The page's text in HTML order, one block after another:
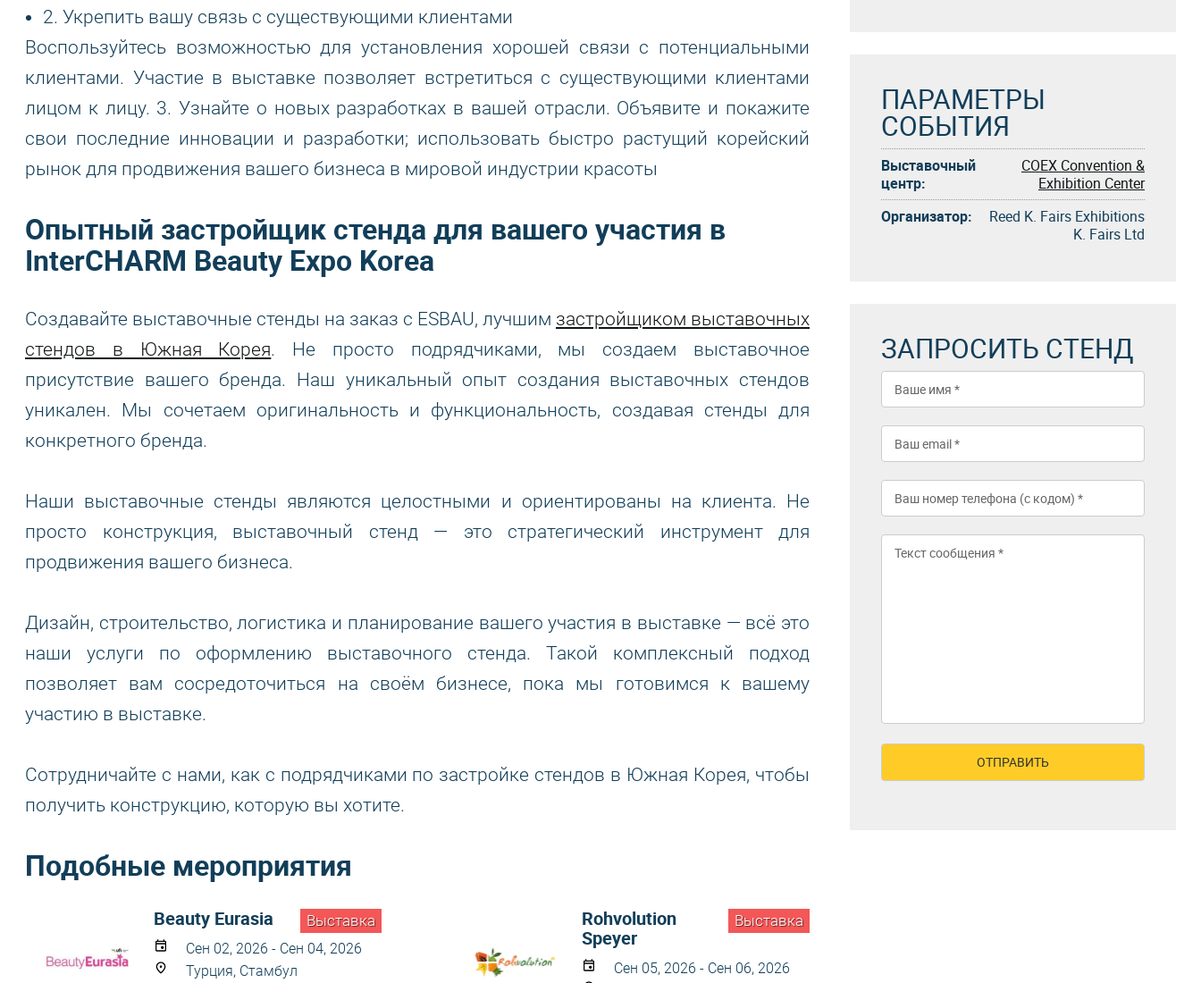
2. Укрепить вашу связь с существующими клиентами
Воспользуйтесь возможностью для установления хорошей связи с потенциальными
клиентами. Участие в выставке позволяет встретиться с существующими клиентами
лицом к лицу. 3. Узнайте о новых разработках в вашей отрасли. Объявите и покажите
свои последние инновации и разработки; использовать быстро растущий корейский
рынок для продвижения вашего бизнеса в мировой индустрии красоты
Опытный застройщик стенда для вашего участия в
InterCHARM Beauty Expo Korea
Создавайте выставочные стенды на заказ с ESBAU, лучшим застройщиком выставочных
стендов в Южная Корея. Не просто подрядчиками, мы создаем выставочное
присутствие вашего бренда. Наш уникальный опыт создания выставочных стендов
уникален. Мы сочетаем оригинальность и функциональность, создавая стенды для
конкретного бренда.
Наши выставочные стенды являются целостными и ориентированы на клиента. Не
просто конструкция, выставочный стенд — это стратегический инструмент для
продвижения вашего бизнеса.
Дизайн, строительство, логистика и планирование вашего участия в выставке — всё это
наши услуги по оформлению выставочного стенда. Такой комплексный подход
позволяет вам сосредоточиться на своём бизнесе, пока мы готовимся к вашему
участию в выставке.
Сотрудничайте с нами, как с подрядчиками по застройке стендов в Южная Корея, чтобы
получить конструкцию, которую вы хотите.
Подобные мероприятия
Выставка
Beauty Eurasia
Сен 02, 2026 - Сен 04, 2026
Турция, Стамбул
Выставка
Rohvolution
Speyer
Сен 05, 2026 - Сен 06, 2026
ПАРАМЕТРЫ
СОБЫТИЯ
Выставочный
центр:
COEX Convention &
Exhibition Center
Организатор:
Reed K. Fairs Exhibitions
K. Fairs Ltd
ЗАПРОСИТЬ СТЕНД